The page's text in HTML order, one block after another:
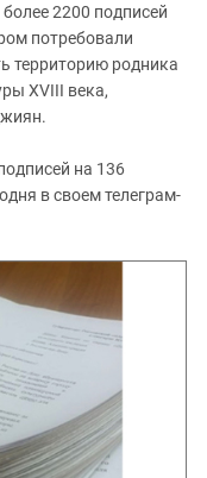
2200 подписей
потребовали
территорию родника
XVIII века,
на 136
в своем телеграм-